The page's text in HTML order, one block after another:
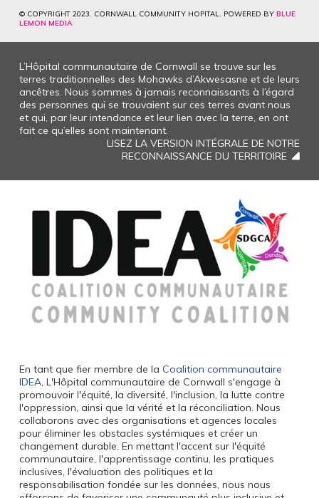
© COPYRIGHT 2023. CORNWALL COMMUNITY HOPITAL. POWERED BY BLUE
LEMON MEDIA
L’Hôpital communautaire de Cornwall se trouve sur les
terres traditionnelles des Mohawks d’Akwesasne et de leurs
ancêtres. Nous sommes à jamais reconnaissants à l’égard
des personnes qui se trouvaient sur ces terres avant nous
et qui, par leur intendance et leur lien avec la terre, en ont
fait ce qu’elles sont maintenant.
LISEZ LA VERSION INTÉGRALE DE NOTRE
RECONNAISSANCE DU TERRITOIRE
En tant que fier membre de la Coalition communautaire
IDEA, L'Hôpital communautaire de Cornwall s'engage à
promouvoir l'équité, la diversité, l'inclusion, la lutte contre
l'oppression, ainsi que la vérité et la réconciliation. Nous
collaborons avec des organisations et agences locales
pour éliminer les obstacles systémiques et créer un
changement durable. En mettant l'accent sur l'équité
communautaire, l'apprentissage continu, les pratiques
inclusives, l'évaluation des politiques et la
responsabilisation fondée sur les données, nous nous